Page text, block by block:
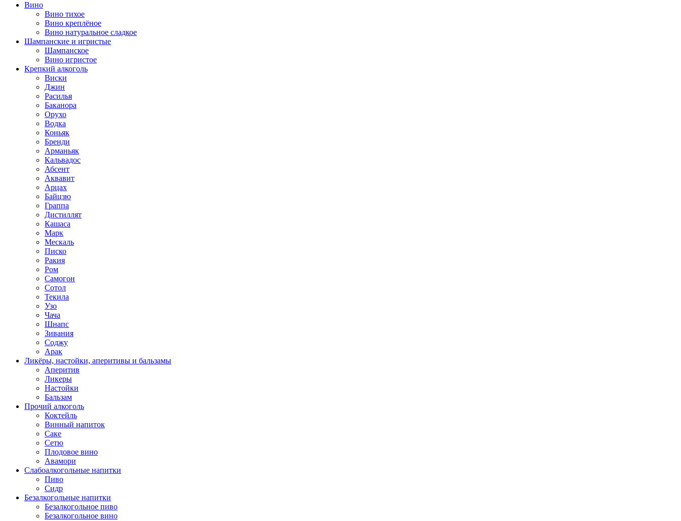
Вино
Вино тихое
Вино креплёное
Вино натуральное сладкое
Шампанские и игристые
Шампанское
Вино игристое
Крепкий алкоголь
Виски
Джин
Расилья
Баканора
Орухо
Водка
Коньяк
Бренди
Арманьяк
Кальвадос
Абсент
Аквавит
Арцах
Байцзю
Граппа
Дистиллят
Кашаса
Марк
Мескаль
Писко
Ракия
Ром
Самогон
Сотол
Текила
Узо
Чача
Шнапс
Зивания
Соджу
Арак
Ликёры, настойки, аперитивы и бальзамы
Аперитив
Ликеры
Настойки
Бальзам
Прочий алкоголь
Коктейль
Винный напиток
Саке
Сетю
Плодовое вино
Авамори
Слабоалкогольные напитки
Пиво
Сидр
Безалкогольные напитки
Безалкогольное пиво
Безалкогольное вино